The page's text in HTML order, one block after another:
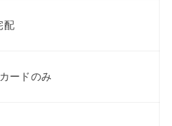
配
ードのみ